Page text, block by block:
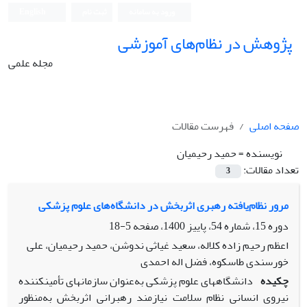
پژوهش در نظام‌های آموزشی
مجله علمی
صفحه اصلی
فهرست مقالات
نویسنده =حمید رحیمیان
تعداد مقالات:
3
مرور نظام‌یافته رهبری اثربخش در دانشگاه‌های علوم پزشکی
دوره 15، شماره 54، پاییز 1400، صفحه
5-18
اعظم رحیم زاده کلاله، سعید غیاثی ندوشن، حمید رحیمیان، علی
خورسندی طاسکوه، فضل اله احمدی
چکیده دانشگاه‏‏های علوم پزشکی به‌عنوان سازمان‏های تأمین‏کننده
نیروی انسانی نظام سلامت نیازمند رهبرانی اثر‏بخش به‌منظور